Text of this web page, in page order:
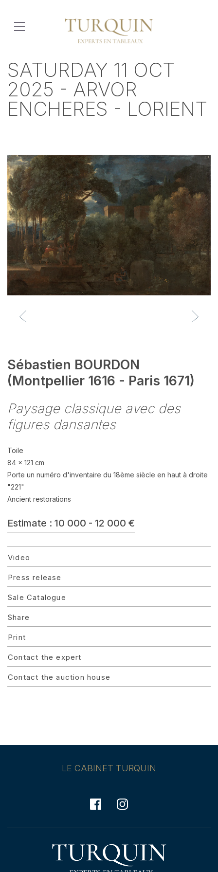
SATURDAY 11 OCT
2025 - ARVOR
ENCHERES - LORIENT
Sébastien BOURDON
(Montpellier 1616 - Paris 1671)
Paysage classique avec des
figures dansantes
Toile
84 x 121 cm
Porte un numéro d'inventaire du 18ème siècle en haut à droite
"221"
Ancient restorations
Estimate : 10 000 - 12 000 €
Video
Press release
Sale Catalogue
Share
Print
Contact the expert
Contact the auction house
LE CABINET TURQUIN